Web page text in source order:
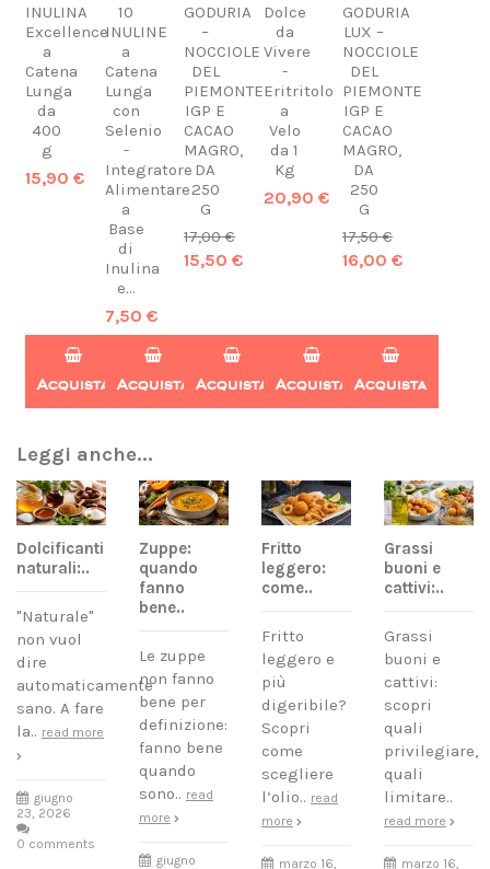
INULINA
Excellence
a
Catena
Lunga
da
400
g
15,90 €
Acquista
10
INULINE
a
Catena
Lunga
con
Selenio
-
Integratore
Alimentare
a
Base
di
Inulina
e...
7,50 €
Acquista
GODURIA
–
NOCCIOLE
DEL
PIEMONTE
IGP E
CACAO
MAGRO,
DA
250
G
17,00 €
15,50 €
Acquista
Dolce
da
Vivere
-
Eritritolo
a
Velo
da 1
Kg
20,90 €
Acquista
GODURIA
LUX –
NOCCIOLE
DEL
PIEMONTE
IGP E
CACAO
MAGRO,
DA
250
G
17,50 €
16,00 €
Acquista
Leggi anche...
Dolcificanti
naturali:..
"Naturale"
non vuol
dire
automaticamente
sano. A fare
la.. read more
giugno
23, 2026
0 comments
Zuppe:
quando
fanno
bene..
Le zuppe
non fanno
bene per
definizione:
fanno bene
quando
sono.. read
more
giugno
Fritto
leggero:
come..
Fritto
leggero e
più
digeribile?
Scopri
come
scegliere
l’olio.. read
more
marzo 16,
Grassi
buoni e
cattivi:..
Grassi
buoni e
cattivi:
scopri
quali
privilegiare,
quali
limitare..
read more
marzo 16,